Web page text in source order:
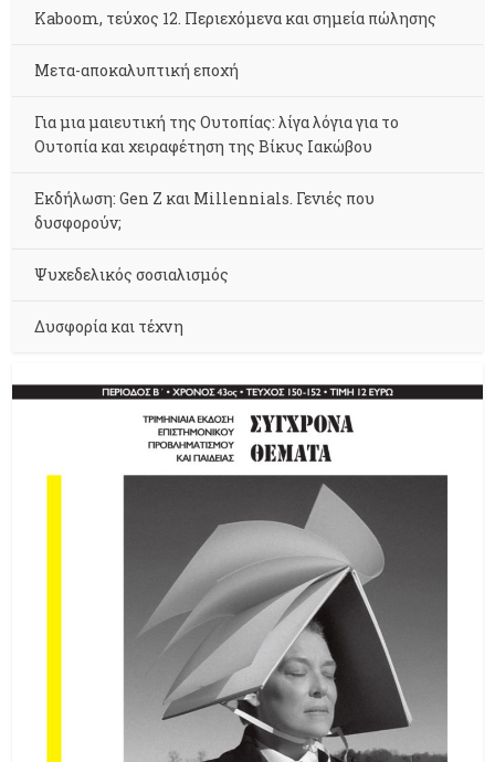
Kaboom, τεύχος 12. Περιεχόμενα και σημεία πώλησης
Μετα-αποκαλυπτική εποχή
Για μια μαιευτική της Ουτοπίας: λίγα λόγια για το
Ουτοπία και χειραφέτηση της Βίκυς Ιακώβου
Εκδήλωση: Gen Z και Millennials. Γενιές που
δυσφορούν;
Ψυχεδελικός σοσιαλισμός
Δυσφορία και τέχνη